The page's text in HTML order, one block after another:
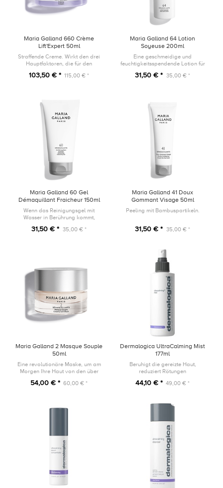
Maria Galland 660 Crème
Lift'Expert 50ml
Straffende Creme. Wirkt den drei
Hauptfaktoren, die für den
sind, entgegen.
103,50 € * 115,00 € *
Maria Galland 64 Lotion
Soyeuse 200ml
Eine geschmeidige und
feuchtigkeitsspendende Lotion für
Ökosystem der Haut, spendet
31,50 € * 35,00 € *
Maria Galland 60 Gel
Démaquillant Fraicheur 150ml
Wenn das Reinigungsgel mit
Wasser in Berührung kommt,
erfrischenden Reinigungsschaum,
31,50 € * 35,00 € *
Maria Galland 41 Doux
Gommant Visage 50ml
Peeling mit Bambuspartikeln.
31,50 € * 35,00 € *
Maria Galland 2 Masque Souple
50ml
Eine revolutionäre Maske, um am
Morgen Ihre Haut von den über
zu reinigen.
54,00 € * 60,00 € *
Dermalogica UltraCalming Mist
177ml
Beruhigt die gereizte Haut,
reduziert Rötungen
44,10 € * 49,00 € *